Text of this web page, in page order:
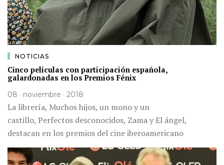
NOTICIAS
Cinco películas con participación española,
galardonadas en los Premios Fénix
08 · noviembre · 2018
La librería, Muchos hijos, un mono y un
castillo, Perfectos desconocidos, Zama y El ángel,
destacan en los premios del cine iberoamericano